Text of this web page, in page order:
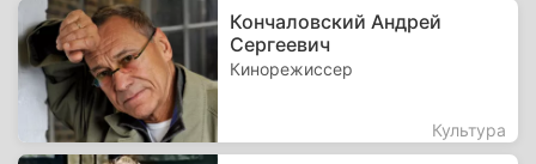
Кончаловский Андрей
Сергеевич
Кинорежиссер
Культура